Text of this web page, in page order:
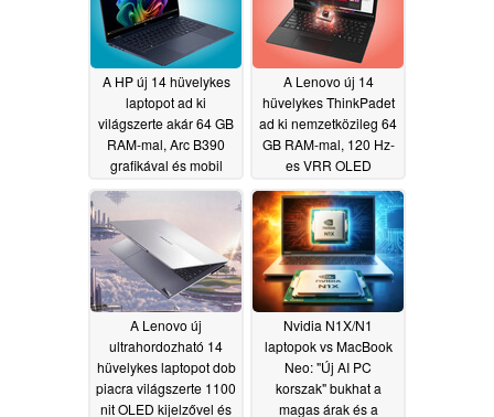
A HP új 14 hüvelykes
laptopot ad ki
világszerte akár 64 GB
RAM-mal, Arc B390
grafikával és mobil
csatlakozási
lehetőséggel
A Lenovo új 14
hüvelykes ThinkPadet
ad ki nemzetközileg 64
GB RAM-mal, 120 Hz-
es VRR OLED
kijelzővel és AMD
processzorokkal
06/01/2026
A Lenovo új
ultrahordozható 14
hüvelykes laptopot dob
piacra világszerte 1100
nit OLED kijelzővel és
Nvidia N1X/N1
laptopok vs MacBook
Neo: "Új AI PC
korszak" bukhat a
magas árak és a